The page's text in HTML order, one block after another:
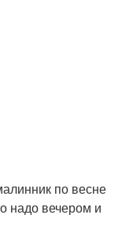
по весне
надо вечером и